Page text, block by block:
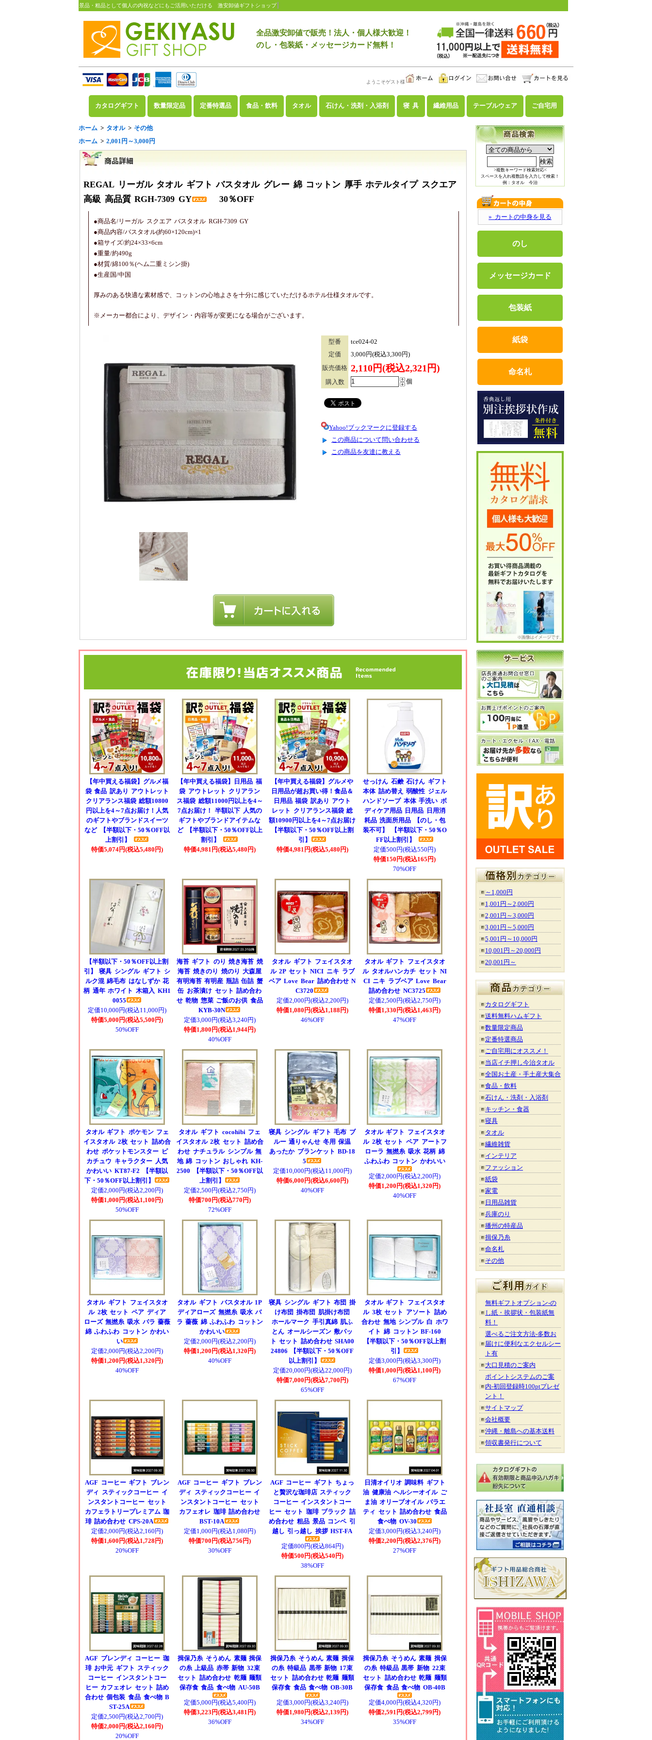
景品・粗品として個人の内祝などにもご活用いただける 激安卸値ギフトショップ
全品激安卸値で販売！法人・個人様大歓迎！
のし・包装紙・メッセージカード無料！
ようこそゲスト様
カタログギフト 数量限定品 定番特選品 食品・飲料 タオル 石けん・洗剤・入浴剤 寝 具 繊維用品 テーブルウェア ご自宅用
ホーム > タオル> その他
ホーム >2,001円～3,000円
REGAL リーガル タオル ギフト バスタオル グレー 綿 コットン 厚手 ホテルタイプ スクエア
高級 高品質 RGH-7309 GY
30％OFF
●商品名/リーガル スクエア バスタオル RGH-7309 GY
●商品内容/バスタオル(約60×120cm)×1
●箱サイズ/約24×33×6cm
●重量/約490g
●材質/綿100％(ヘム二重ミシン掛)
●生産国/中国
厚みのある快適な素材感で、コットンの心地よさを十分に感じていただけるホテル仕様タオルです。
※メーカー都合により、デザイン・内容等が変更になる場合がございます。
型番
tce024-02
定価
3,000円(税込3,300円)
販売価格 2,110円(税込2,321円)
購入数 個
Yahoo!ブックマークに登録する
この商品について問い合わせる
この商品を友達に教える
【年中買える福袋】グルメ福
袋 食品 訳あり アウトレット
クリアランス福袋 総額10800
円以上を4～7点お届け！人気
のギフトやブランドスイーツ
など 【半額以下・50％OFF以
上割引】
特価5,074円(税込5,480円)
【年中買える福袋】日用品 福
袋 アウトレット クリアラン
ス福袋 総額11000円以上を4～
7点お届け！ 半額以下 人気の
ギフトやブランドアイテムな
ど 【半額以下・50％OFF以上
割引】
特価4,981円(税込5,480円)
【年中買える福袋】グルメや
日用品が超お買い得！食品＆
日用品 福袋 訳あり アウト
レット クリアランス福袋 総
額10900円以上を4～7点お届け
【半額以下・50％OFF以上割
引】
特価4,981円(税込5,480円)
せっけん 石鹸 石けん ギフト
本体 詰め替え 弱酸性 ジェル
ハンドソープ 本体 手洗い ボ
ディケア用品 日用品 日用消
耗品 洗面所用品 【のし・包
装不可】 【半額以下・50％O
FF以上割引】
定価500円(税込550円)
特価150円(税込165円)
70%OFF
【半額以下・50％OFF以上割
引】 寝具 シングル ギフト シ
ルク混 綿毛布 はなしずか 花
柄 通年 ホワイト 木箱入 KH1
0055
定価10,000円(税込11,000円)
特価5,000円(税込5,500円)
50%OFF
海苔 ギフト のり 焼き海苔 焼
海苔 焼きのり 焼のり 大森屋
有明海苔 有明産 瓶詰 缶詰 蟹
缶 お茶漬け セット 詰め合わ
せ 乾物 惣菜 ご飯のお供 食品
KYB-30N
定価3,000円(税込3,240円)
特価1,800円(税込1,944円)
40%OFF
タオル ギフト フェイスタオ
ル 2P セット NICI ニキ ラブ
ベア Love Bear 詰め合わせ N
C3720
定価2,000円(税込2,200円)
特価1,080円(税込1,188円)
46%OFF
タオル ギフト フェイスタオ
ル タオルハンカチ セット NI
CI ニキ ラブベア Love Bear
詰め合わせ NC3725
定価2,500円(税込2,750円)
特価1,330円(税込1,463円)
47%OFF
タオル ギフト ポケモン フェ
イスタオル 2枚 セット 詰め合
わせ ポケットモンスター ピ
カチュウ キャラクター 人気
かわいい KT87-F2 【半額以
下・50％OFF以上割引】
定価2,000円(税込2,200円)
特価1,000円(税込1,100円)
50%OFF
タオル ギフト cocohibi フェ
イスタオル 2枚 セット 詰め合
わせ ナチュラル シンプル 無
地 綿 コットン おしゃれ KH-
2500 【半額以下・50％OFF以
上割引】
定価2,500円(税込2,750円)
特価700円(税込770円)
72%OFF
寝具 シングル ギフト 毛布 ブ
ルー 通りゃんせ 冬用 保温
あったか ブランケット BD-18
5
定価10,000円(税込11,000円)
特価6,000円(税込6,600円)
40%OFF
タオル ギフト フェイスタオ
ル 2枚 セット ペア アートフ
ローラ 無撚糸 吸水 花柄 綿
ふわふわ コットン かわいい
定価2,000円(税込2,200円)
特価1,200円(税込1,320円)
40%OFF
タオル ギフト フェイスタオ
ル 2枚 セット ペア ディア
ローズ 無撚糸 吸水 バラ 薔薇
綿 ふわふわ コットン かわい
い
定価2,000円(税込2,200円)
特価1,200円(税込1,320円)
40%OFF
タオル ギフト バスタオル 1P
ディアローズ 無撚糸 吸水 バ
ラ 薔薇 綿 ふわふわ コットン
かわいい
定価2,000円(税込2,200円)
特価1,200円(税込1,320円)
40%OFF
寝具 シングル ギフト 布団 掛
け布団 掛布団 肌掛け布団
ホールマーク 手引真綿 肌ふ
とん オールシーズン 敷パッ
ト セット 詰め合わせ SHA00
24806 【半額以下・50％OFF
以上割引】
定価20,000円(税込22,000円)
特価7,000円(税込7,700円)
65%OFF
タオル ギフト フェイスタオ
ル 3枚 セット アソート 詰め
合わせ 無地 シンプル 白 ホワ
イト 綿 コットン BF-160
【半額以下・50％OFF以上割
引】
定価3,000円(税込3,300円)
特価1,000円(税込1,100円)
67%OFF
AGF コーヒー ギフト ブレン
ディ スティックコーヒー イ
ンスタントコーヒー セット
カフェラトリープレミアム 珈
琲 詰め合わせ CPS-20A
定価2,000円(税込2,160円)
特価1,600円(税込1,728円)
20%OFF
AGF コーヒー ギフト ブレン
ディ スティックコーヒー イ
ンスタントコーヒー セット
カフェオレ 珈琲 詰め合わせ
BST-10A
定価1,000円(税込1,080円)
特価700円(税込756円)
30%OFF
AGF コーヒー ギフト ちょっ
と贅沢な珈琲店 スティック
コーヒー インスタントコー
ヒー セット 珈琲 ブラック 詰
め合わせ 粗品 景品 コンペ 引
越し 引っ越し 挨拶 HST-FA
定価800円(税込864円)
特価500円(税込540円)
38%OFF
日清オイリオ 調味料 ギフト
油 健康油 ヘルシーオイル ご
ま油 オリーブオイル バラエ
ティ セット 詰め合わせ 食品
食べ物 OV-30
定価3,000円(税込3,240円)
特価2,200円(税込2,376円)
27%OFF
AGF ブレンディ コーヒー 珈
琲 お中元 ギフト スティック
コーヒー インスタントコー
ヒー カフェオレ セット 詰め
合わせ 個包装 食品 食べ物 B
ST-25A
定価2,500円(税込2,700円)
特価2,000円(税込2,160円)
20%OFF
揖保乃糸 そうめん 素麺 揖保
の糸 上級品 赤帯 新物 32束
セット 詰め合わせ 乾麺 麺類
保存食 食品 食べ物 AU-50B
定価5,000円(税込5,400円)
特価3,223円(税込3,481円)
36%OFF
揖保乃糸 そうめん 素麺 揖保
の糸 特級品 黒帯 新物 17束
セット 詰め合わせ 乾麺 麺類
保存食 食品 食べ物 OB-30B
定価3,000円(税込3,240円)
特価1,980円(税込2,139円)
34%OFF
揖保乃糸 そうめん 素麺 揖保
の糸 特級品 黒帯 新物 22束
セット 詰め合わせ 乾麺 麺類
保存食 食品 食べ物 OB-40B
定価4,000円(税込4,320円)
特価2,591円(税込2,799円)
35%OFF
>複数キーワード検索対応<
スペースを入れ複数語を入力して検索！
例：タオル 今治
» カートの中身を見る
のし
メッセージカード
包装紙
紙袋
命名札
～1,000円
1,001円～2,000円
2,001円～3,000円
3,001円～5,000円
5,001円～10,000円
10,001円～20,000円
20,001円～
カタログギフト
送料無料ハムギフト
数量限定商品
定番特選商品
ご自宅用にオススメ！
当店イチ押し今治タオル
全国お土産・手土産大集合
食品・飲料
石けん・洗剤・入浴剤
キッチン・食器
寝具
タオル
繊維雑貨
インテリア
ファッション
紙袋
家電
日用品雑貨
兵庫のり
播州の特産品
揖保乃糸
命名札
その他
無料ギフトオプション-の
し紙・挨拶状・包装紙無
料！
選べるご注文方法-多数お
届けに便利なエクセルシー
ト有
大口見積のご案内
ポイントシステムのご案
内-初回登録時100ptプレゼ
ント！
サイトマップ
会社概要
沖縄・離島への基本送料
領収書発行について